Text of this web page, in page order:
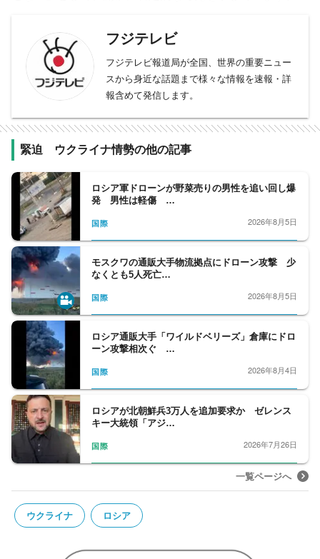
フジテレビ
フジテレビ報道局が全国、世界の重要ニュー
スから身近な話題まで様々な情報を速報・詳
報含めて発信します。
緊迫 ウクライナ情勢の他の記事
ロシア軍ドローンが野菜売りの男性を追い回し爆
発 男性は軽傷 …
国際 2026年8月5日
モスクワの通販大手物流拠点にドローン攻撃 少
なくとも5人死亡…
国際 2026年8月5日
ロシア通販大手「ワイルドベリーズ」倉庫にドロ
ーン攻撃相次ぐ …
国際 2026年8月4日
ロシアが北朝鮮兵3万人を追加要求か ゼレンス
キー大統領「アジ…
国際 2026年7月26日
一覧ページへ
ウクライナ ロシア